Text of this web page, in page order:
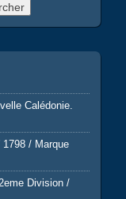
Calédonie.
/ Marque
Division /